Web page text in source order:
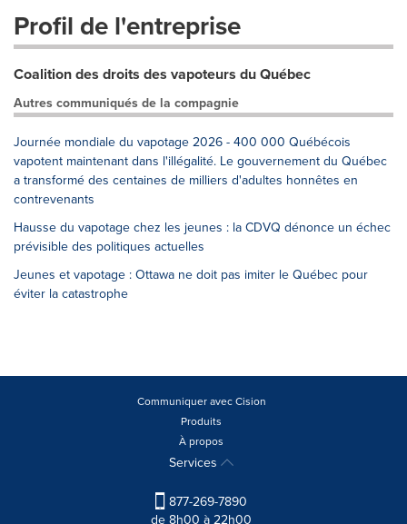
Profil de l'entreprise
Coalition des droits des vapoteurs du Québec
Autres communiqués de la compagnie
Journée mondiale du vapotage 2026 - 400 000 Québécois
vapotent maintenant dans l'illégalité. Le gouvernement du Québec
a transformé des centaines de milliers d'adultes honnêtes en
contrevenants
Hausse du vapotage chez les jeunes : la CDVQ dénonce un échec
prévisible des politiques actuelles
Jeunes et vapotage : Ottawa ne doit pas imiter le Québec pour
éviter la catastrophe
Communiquer avec Cision
Produits
À propos
Services
877-269-7890
de 8h00 à 22h00